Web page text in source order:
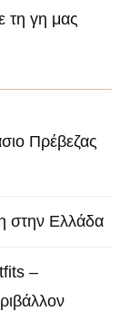
τη γη μας
Πρέβεζας
στην Ελλάδα
–